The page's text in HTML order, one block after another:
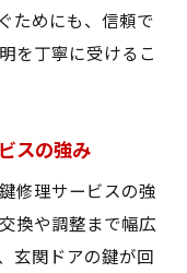
ためにも、信頼で
を丁寧に受けるこ
スの強み
修理サービスの強
換や調整まで幅広
玄関ドアの鍵が回